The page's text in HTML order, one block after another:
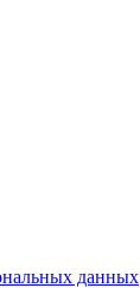
данных